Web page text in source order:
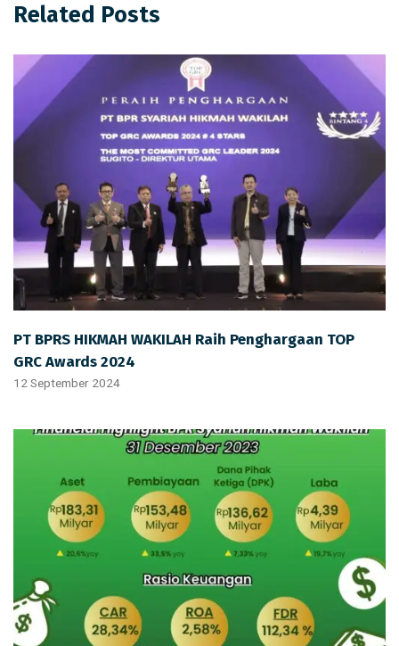
Related Posts
PT BPRS HIKMAH WAKILAH Raih Penghargaan TOP
GRC Awards 2024
12 September 2024